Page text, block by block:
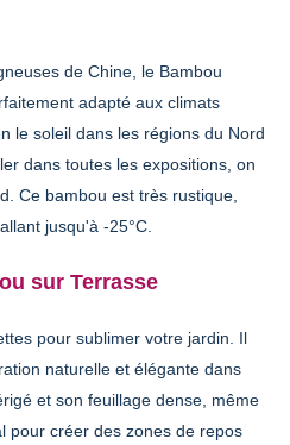
de Chine, le Bambou
adapté aux climats
le soleil dans les régions du Nord
dans toutes les expositions, on
Ce bambou est très rustique,
jusqu'à -25°C.
sur Terrasse
pour sublimer votre jardin. Il
naturelle et élégante dans
et son feuillage dense, même
pour créer des zones de repos